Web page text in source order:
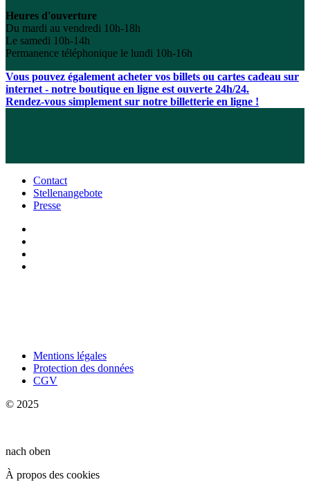
Heures d'ouverture
Du mardi au vendredi 10h-18h
Le samedi 10h-14h
Permanence téléphonique le lundi 10h-16h
Vous pouvez également acheter vos billets ou cartes cadeau sur
internet - notre boutique en ligne est ouverte 24h/24.
Rendez-vous simplement sur notre billetterie en ligne !
Contact
Stellenangebote
Presse
Mentions légales
Protection des données
CGV
© 2025
nach oben
À propos des cookies